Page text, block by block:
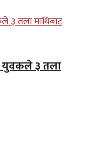
युवकले ३ तला